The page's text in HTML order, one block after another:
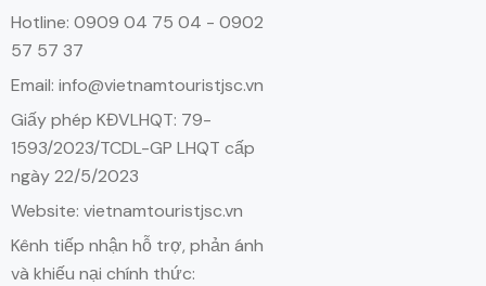
Hotline: 0909 04 75 04 - 0902
57 57 37
Email: info@vietnamtouristjsc.vn
Giấy phép KĐVLHQT: 79-
1593/2023/TCDL-GP LHQT cấp
ngày 22/5/2023
Website: vietnamtouristjsc.vn
Kênh tiếp nhận hỗ trợ, phản ánh
và khiếu nại chính thức: